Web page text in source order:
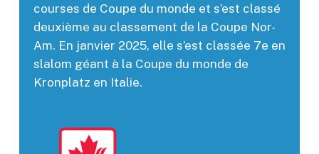
courses de Coupe du monde et s’est classé
deuxième au classement de la Coupe Nor-
Am. En janvier 2025, elle s’est classée 7e en
slalom géant à la Coupe du monde de
Kronplatz en Italie.